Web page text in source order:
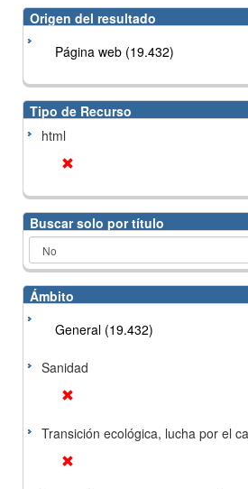
Origen del resultado
Página web (19.432)
Tipo de Recurso
html
Buscar solo por título
Ámbito
General (19.432)
Sanidad
Transición ecológica, lucha por el